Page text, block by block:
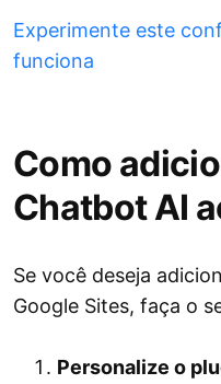
Experimente este
funciona
Como
Chatbot AI
Se você deseja
Google Sites, faça o
Personalize o